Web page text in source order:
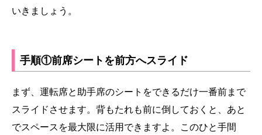
いきましょう。
手順①前席シートを前方へスライド
まず、運転席と助手席のシートをできるだけ一番前まで
スライドさせます。背もたれも前に倒しておくと、あと
でスペースを最大限に活用できますよ。このひと手間